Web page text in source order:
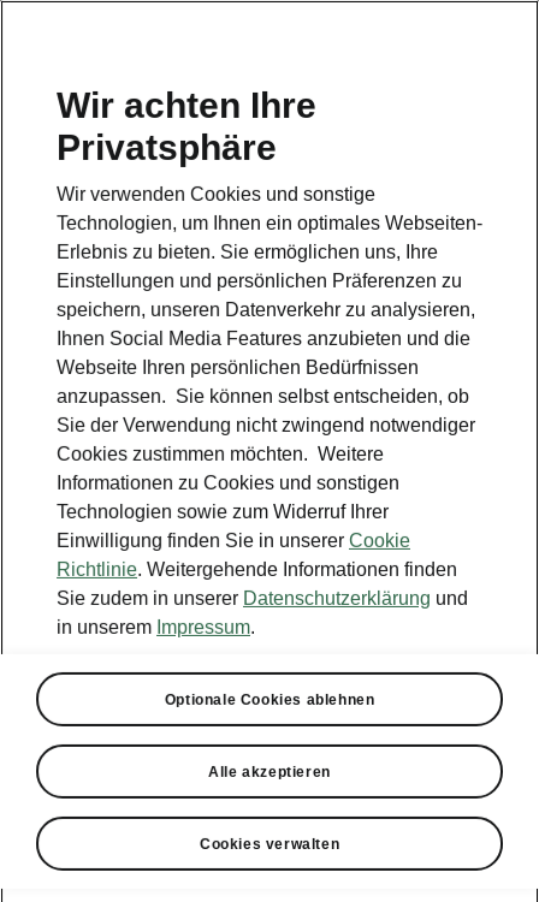
Wir achten Ihre
Privatsphäre
Wir verwenden Cookies und sonstige
Technologien, um Ihnen ein optimales Webseiten-
Erlebnis zu bieten. Sie ermöglichen uns, Ihre
Einstellungen und persönlichen Präferenzen zu
speichern, unseren Datenverkehr zu analysieren,
Ihnen Social Media Features anzubieten und die
Webseite Ihren persönlichen Bedürfnissen
anzupassen. Sie können selbst entscheiden, ob
Sie der Verwendung nicht zwingend notwendiger
Cookies zustimmen möchten. Weitere
Informationen zu Cookies und sonstigen
Technologien sowie zum Widerruf Ihrer
Einwilligung finden Sie in unserer Cookie
Richtlinie. Weitergehende Informationen finden
Sie zudem in unserer Datenschutzerklärung und
in unserem Impressum.
Optionale Cookies ablehnen
Alle akzeptieren
Cookies verwalten